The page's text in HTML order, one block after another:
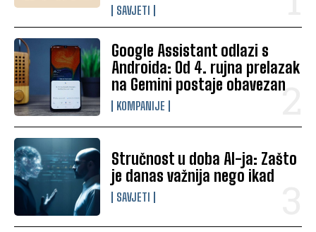
SAVJETI
Google Assistant odlazi s
Androida: Od 4. rujna prelazak
na Gemini postaje obavezan
KOMPANIJE
Stručnost u doba AI-ja: Zašto
je danas važnija nego ikad
SAVJETI